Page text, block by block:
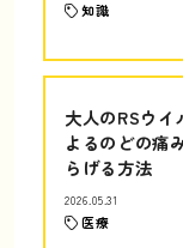
知識
大人のRSウイ
よるのどの痛
らげる方法
2026.05.31
医療